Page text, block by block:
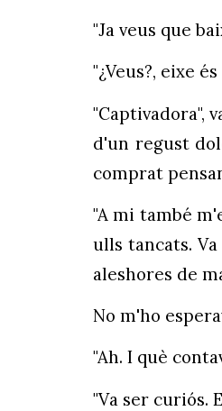
"Ja veus que
"¿Veus?, eixe
"Captivadora",
d'un regust
comprat
"A mi també
ulls tancats.
aleshores de
No m'ho
"Ah. I què
"Va ser curiós.